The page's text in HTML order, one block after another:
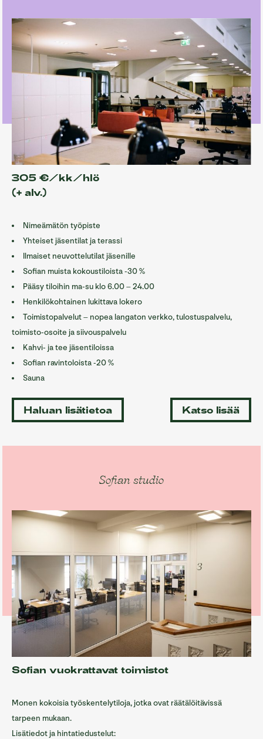
305 €/kk/hlö
(+ alv.)
Nimeämätön työpiste
Yhteiset jäsentilat ja terassi
Ilmaiset neuvottelutilat jäsenille
Sofian muista kokoustiloista -30 %
Pääsy tiloihin ma-su klo 6.00 – 24.00
Henkilökohtainen lukittava lokero
Toimistopalvelut – nopea langaton verkko, tulostuspalvelu,
toimisto-osoite ja siivouspalvelu
Kahvi- ja tee jäsentiloissa
Sofian ravintoloista -20 %
Sauna
Haluan lisätietoa Katso lisää
Sofian studio
Sofian vuokrattavat toimistot
Monen kokoisia työskentelytiloja, jotka ovat räätälöitävissä
tarpeen mukaan.
Lisätiedot ja hintatiedustelut: